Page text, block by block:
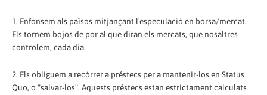
1. Enfonsem als països mitjançant l'especulació en borsa/mercat.
Els tornem bojos de por al que diran els mercats, que nosaltres
controlem, cada dia.
2. Els obliguem a recórrer a préstecs per a mantenir-los en Status
Quo, o "salvar-los". Aquests préstecs estan estrictament calculats